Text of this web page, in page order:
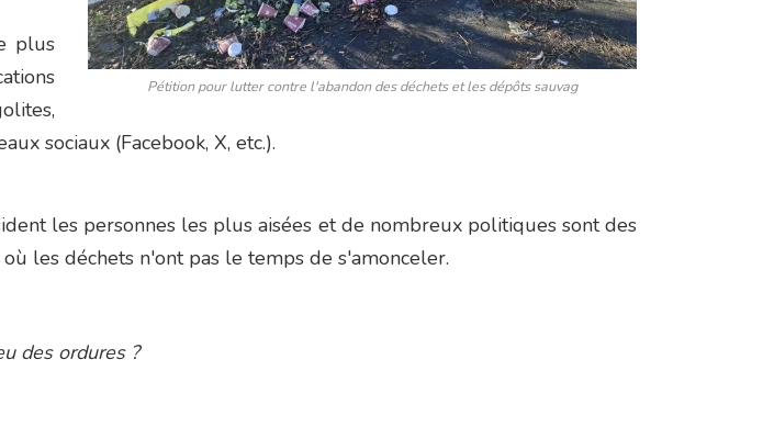
Pétition pour lutter contre l'abandon des déchets et les dépôts sauvag
plus
sociaux (Facebook, X, etc.).
les personnes les plus aisées et de nombreux politiques sont des
les déchets n'ont pas le temps de s'amonceler.
des ordures ?